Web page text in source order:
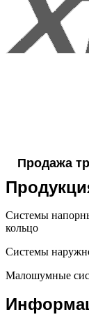
Продажа
Системы
кольцо
Системы
Малошумные